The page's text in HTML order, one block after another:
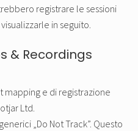
registrare le sessioni
in seguito.
& Recordings
mapping e di registrazione
Ltd.
„Do Not Track”. Questo